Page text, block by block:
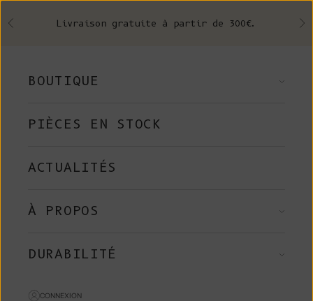
Précédent Livraison gratuite à partir de 300€.
BOUTIQUE
PIÈCES EN STOCK
ACTUALITÉS
À PROPOS
DURABILITÉ
CONNEXION